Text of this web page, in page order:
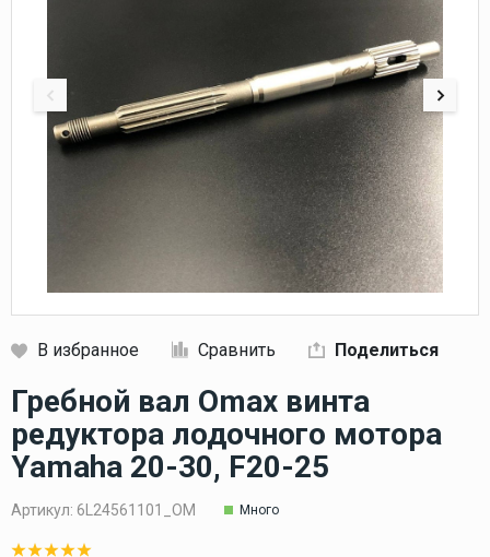
В избранное Сравнить Поделиться
Кликните, чтобы скопировать прямую ссылку
Гребной вал Omax винта
редуктора лодочного мотора
Yamaha 20-30, F20-25
Артикул: 6L24561101_OM Много